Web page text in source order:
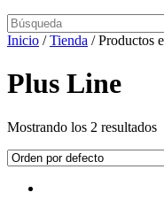
Inicio /Tienda / Productos
Plus Line
Mostrando los 2 resultados